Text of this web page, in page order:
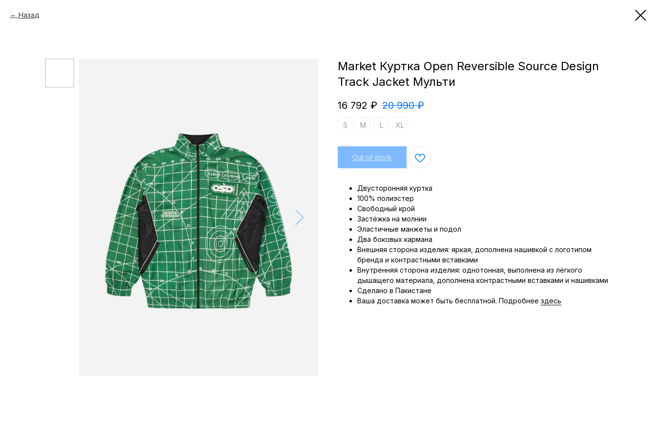
Назад
Market Куртка Open Reversible Source Design
Track Jacket Мульти
16 792 ₽ 20 990 ₽
S M L XL
Out of stock
Двусторонняя куртка
100% полиэстер
Свободный крой
Застёжка на молнии
Эластичные манжеты и подол
Два боковых кармана
Внешняя сторона изделия: яркая, дополнена нашивкой с логотипом
бренда и контрастными вставками
Внутренняя сторона изделия: однотонная, выполнена из лёгкого
дышащего материала, дополнена контрастными вставками и нашивками
Сделано в Пакистане
Ваша доставка может быть бесплатной. Подробнее здесь